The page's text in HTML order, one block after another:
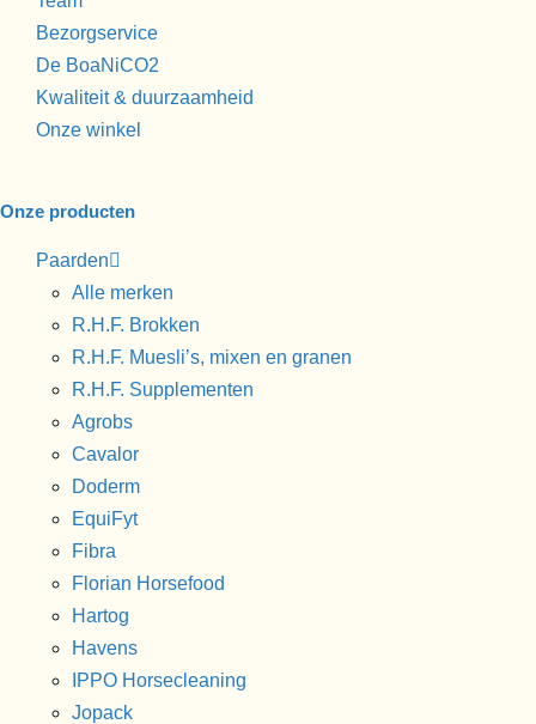
Bezorgservice
De BoaNiCO2
Kwaliteit & duurzaamheid
Onze winkel
Onze producten
Paarden
Alle merken
R.H.F. Brokken
R.H.F. Muesli’s, mixen en granen
R.H.F. Supplementen
Agrobs
Cavalor
Doderm
EquiFyt
Fibra
Florian Horsefood
Hartog
Havens
IPPO Horsecleaning
Jopack